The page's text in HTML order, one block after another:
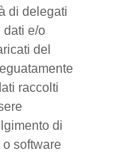
di delegati
dati e/o
del
raccolti
di
o software